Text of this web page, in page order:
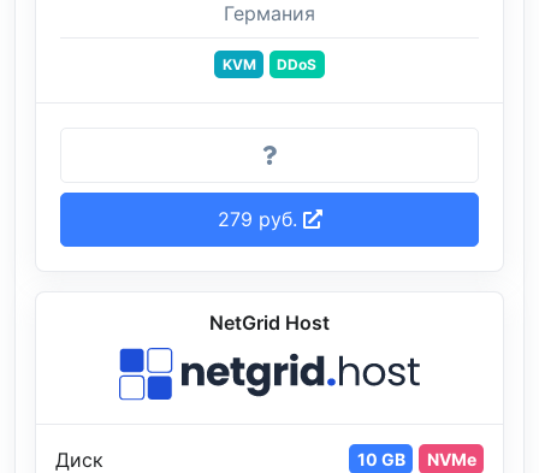
Германия
KVM DDoS
279 руб.
NetGrid Host
Диск 10 GB NVMe